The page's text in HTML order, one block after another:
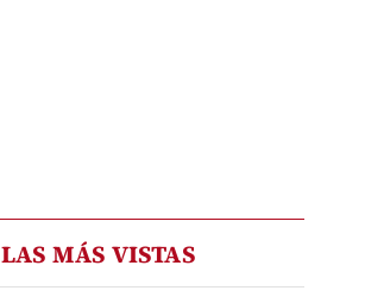
LAS MÁS VISTAS